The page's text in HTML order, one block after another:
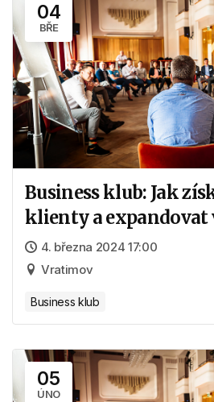
04
BŘE
Business klub: Jak
klienty a expandovat
4. března 2024 17:00
Vratimov
Business klub
05
ÚNO